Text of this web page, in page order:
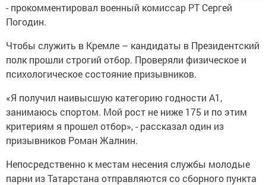
- прокомментировал военный комиссар РТ Сергей
Погодин.
Чтобы служить в Кремле – кандидаты в Президентский
полк прошли строгий отбор. Проверяли физическое и
психологическое состояние призывников.
«Я получил наивысшую категорию годности А1,
занимаюсь спортом. Мой рост не ниже 175 и по этим
критериям я прошел отбор», - рассказал один из
призывников Роман Жалнин.
Непосредственно к местам несения службы молодые
парни из Татарстана отправляются со сборного пункта